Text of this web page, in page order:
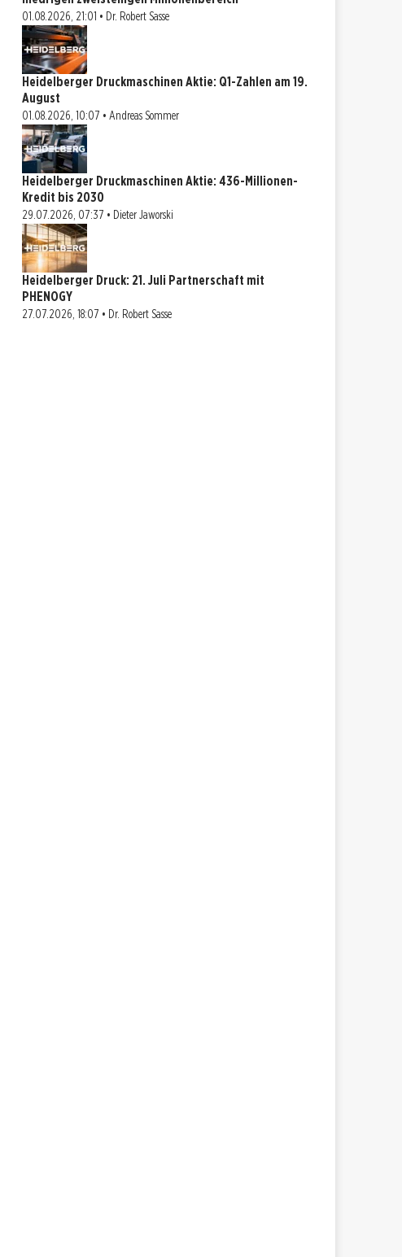
01.08.2026, 21:01 • Dr. Robert Sasse
Heidelberger Druckmaschinen Aktie: Q1-Zahlen am 19.
August
01.08.2026, 10:07 • Andreas Sommer
Heidelberger Druckmaschinen Aktie: 436-Millionen-
Kredit bis 2030
29.07.2026, 07:37 • Dieter Jaworski
Heidelberger Druck: 21. Juli Partnerschaft mit
PHENOGY
27.07.2026, 18:07 • Dr. Robert Sasse